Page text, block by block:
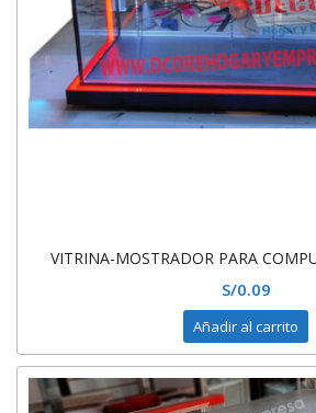
VITRINA-MOSTRADOR PARA
S/0.09
Añadir al carrito